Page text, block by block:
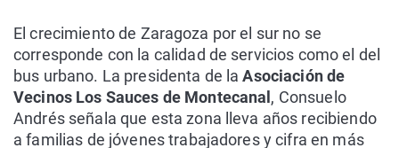
El crecimiento de Zaragoza por el sur no se
corresponde con la calidad de servicios como el del
bus urbano. La presidenta de laAsociación de
Vecinos Los Sauces de Montecanal , Consuelo
Andrés señala que esta zona lleva años recibiendo
a familias de jóvenes trabajadores y cifra en más